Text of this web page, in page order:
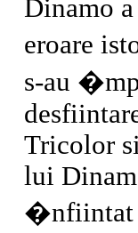
Dinamo
eroare
s-au
Tricolor
lui
�nfiintat